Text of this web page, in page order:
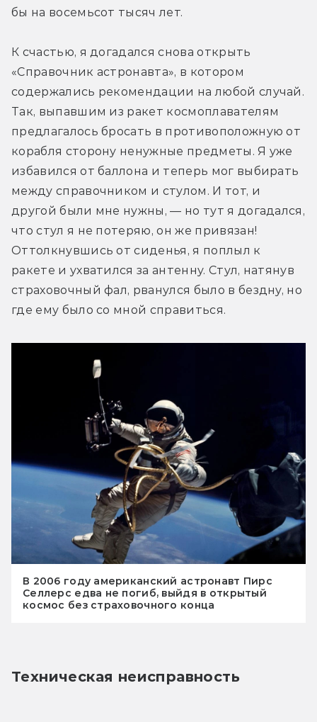
бы на восемьсот тысяч лет.
К счастью, я догадался снова открыть
«Справочник астронавта», в котором
содержались рекомендации на любой случай.
Так, выпавшим из ракет космоплавателям
предлагалось бросать в противоположную от
корабля сторону ненужные предметы. Я уже
избавился от баллона и теперь мог выбирать
между справочником и стулом. И тот, и
другой были мне нужны, — но тут я догадался,
что стул я не потеряю, он же привязан!
Оттолкнувшись от сиденья, я поплыл к
ракете и ухватился за антенну. Стул, натянув
страховочный фал, рванулся было в бездну, но
где ему было со мной справиться.
В 2006 году американский астронавт Пирс
Селлерс едва не погиб, выйдя в открытый
космос без страховочного конца
Техническая неисправность